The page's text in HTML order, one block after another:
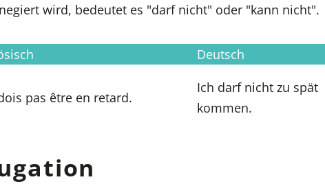
wird, bedeutet es "darf nicht" oder "kann nicht".
Deutsch
pas être en retard.
Ich darf nicht zu spät
kommen.